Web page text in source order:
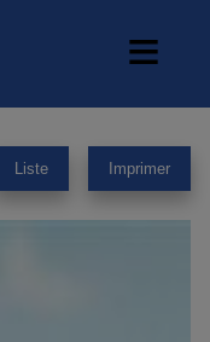
Liste Imprimer